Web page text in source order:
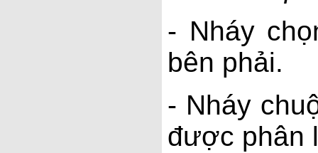
- Nháy
bên phải.
- Nháy
được phân